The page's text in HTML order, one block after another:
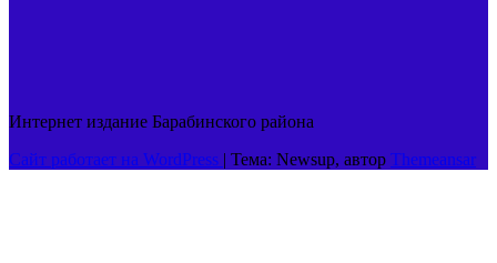
Интернет издание Барабинского района
Сайт работает на WordPress | Тема: Newsup, автор Themeansar